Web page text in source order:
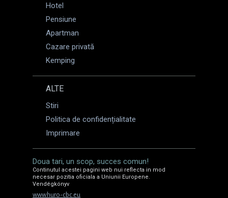
Hotel
Pensiune
Apartman
Cazare privată
Kemping
ALTE
Stiri
Politica de confidențialitate
Imprimare
Doua tari, un scop, succes comun!
Continutul acestei pagini web nui reflecta in mod
necesar pozitia oficiala a Uniunii Europene.
Vendégkönyv
www.huro-cbc.eu